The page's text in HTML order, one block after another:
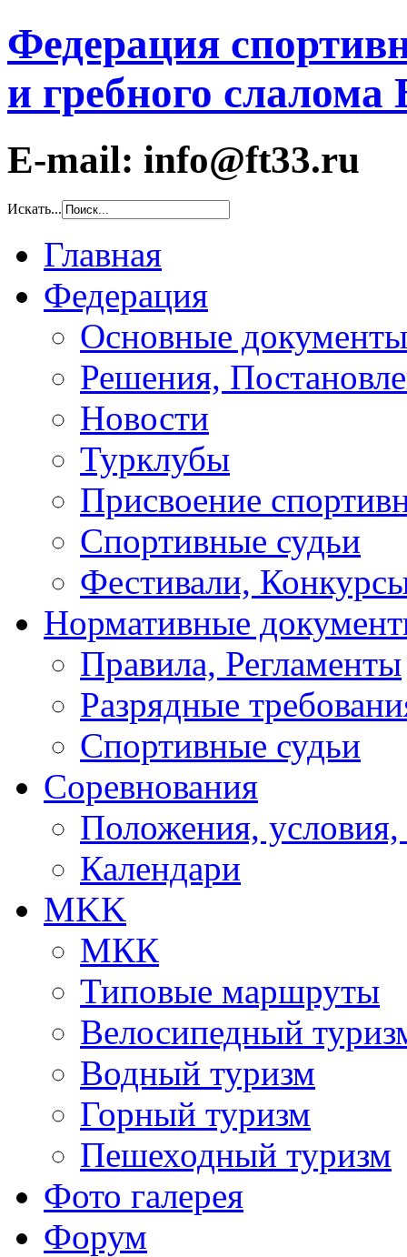
Федерация
и гребного
E-mail: info@ft33.ru
Искать...
Главная
Федерация
Основные документы
Решения,
Новости
Турклубы
Присвоение
Спортивные судьи
Фестивали,
Нормативные
Правила, Регламенты
Разрядные
Спортивные судьи
Соревнования
Положения, условия,
Календари
MKK
МКК
Типовые маршруты
Велосипедный
Водный туризм
Горный туризм
Пешеходный туризм
Фото галерея
Форум